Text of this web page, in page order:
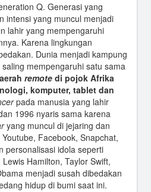
Q. Generasi yang
intensi yang muncul menjadi
lahir yang mempengaruhi
Karena lingkungan
Dunia menjadi kampung
mempengaruhi satu sama
remotedi pojok Afrika
komputer, tablet dan
pada manusia yang lahir
1996 nyaris sama karena
yang muncul di jejaring dan
Facebook, Snapchat,
personalisasi idola seperti
Hamilton, Taylor Swift,
menjadi susah dibedakan
hidup di bumi saat ini.